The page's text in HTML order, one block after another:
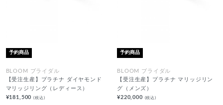
予約商品
BLOOM ブライダル
【受注生産】プラチナ ダイヤモンド
マリッジリング（レディース）
¥181,500(税込)
予約商品
BLOOM ブライダル
【受注生産】プラチナ マリッジリン
グ（メンズ）
¥220,000 (税込)